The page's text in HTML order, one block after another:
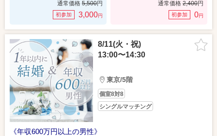
通常価格 5,500円
初参加 3,000円
通常価格 2,400円
初参加 0円
8/11(火・祝)
13:00〜14:30
東京/5階
個室8対8
シングルマッチング
《年収600万円以上の男性》